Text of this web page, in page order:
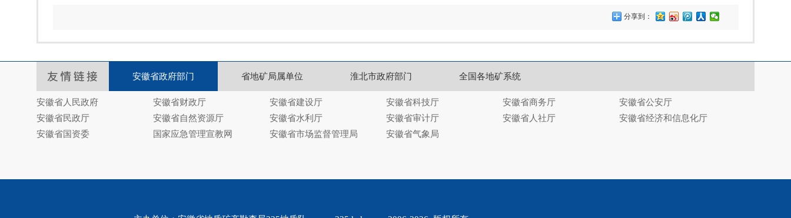
分享到：
安徽省政府部门 省地矿局属单位 淮北市政府部门 全国各地矿系统
安徽省人民政府 安徽省财政厅 安徽省建设厅 安徽省科技厅 安徽省商务厅
安徽省公安厅
安徽省民政厅
安徽省自然资源厅 安徽省水利厅 安徽省审计厅 安徽省人社厅
安徽省经济和信息化厅
安徽省国资委
国家应急管理宣教网 安徽省市场监督管理局 安徽省气象局